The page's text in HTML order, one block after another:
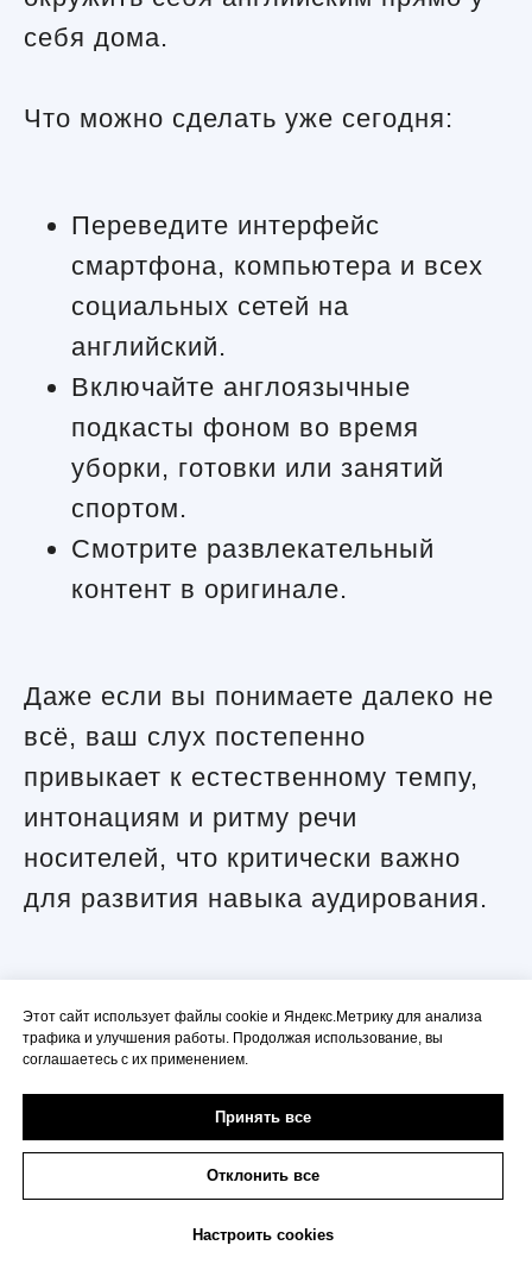
Этот сайт использует файлы cookie и Яндекс.Метрику для анализа
трафика и улучшения работы. Продолжая использование, вы
соглашаетесь с их применением.
Принять все
Отклонить все
Настроить cookies
себя дома.
Что можно сделать уже сегодня:
Переведите интерфейс
смартфона, компьютера и всех
социальных сетей на
английский.
Включайте англоязычные
подкасты фоном во время
уборки, готовки или занятий
спортом.
Смотрите развлекательный
контент в оригинале.
Даже если вы понимаете далеко не
всё, ваш слух постепенно
привыкает к естественному темпу,
интонациям и ритму речи
носителей, что критически важно
для развития навыка аудирования.
Самостоятельное изучение
vs. Работа с
преподавателем
Многие энтузиасты задаются
вопросом: стоит ли вообще платить
за обучение, если в интернете